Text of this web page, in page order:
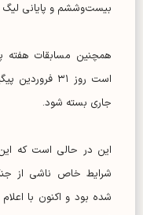
بیست‌وششم و پایانی لیگ برتر کشور روز ۳۰
همچنین مسابقات هفته
است روز ۳۱
جاری بسته شود.
این در حالی است که
شرایط خاص ناشی از
شده بود و اکنون با